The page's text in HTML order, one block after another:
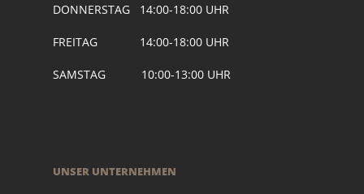
DONNERSTAG 14:00-18:00 UHR
FREITAG 14:00-18:00 UHR
SAMSTAG 10:00-13:00 UHR
UNSER UNTERNEHMEN